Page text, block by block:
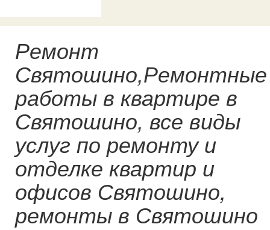
Ремонт
Святошино,Ремонтные
работы в квартире в
Святошино, все виды
услуг по ремонту и
отделке квартир и
офисов Святошино,
ремонты в Святошино